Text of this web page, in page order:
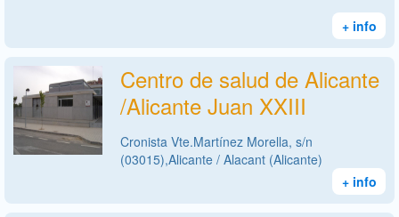
+ info
Centro de salud de Alicante
/Alicante Juan XXIII
Cronista Vte.Martínez Morella, s/n
(03015),Alicante / Alacant (Alicante)
+ info